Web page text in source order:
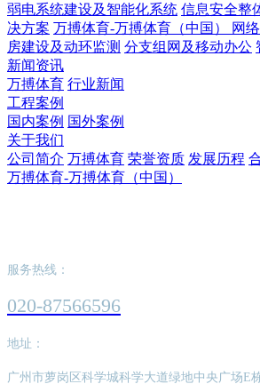
弱电系统建设及智能化系统 信息安全整
决方案 万搏体育-万搏体育（中国） 网
房建设及动环监测 分支组网及移动办公
新闻资讯
万搏体育 行业新闻
工程案例
国内案例 国外案例
关于我们
公司简介 万搏体育 荣誉资质 发展历程
万搏体育-万搏体育（中国）
服务热线：
020-87566596
地址：
广州市萝岗区科学城科学大道绿地中央广场E